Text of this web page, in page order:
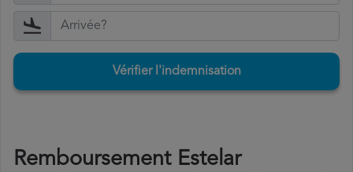
Vérifier l'indemnisation
Remboursement Estelar